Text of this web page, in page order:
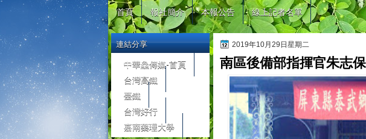
首頁 報社簡介 本報公告 線上記者名單
2019年10月29日星期二
南區後備部指揮官朱志
連結分享
中華鱻傳媒-首頁
台灣高鐵
臺鐵
台灣好行
嘉南藥理大學